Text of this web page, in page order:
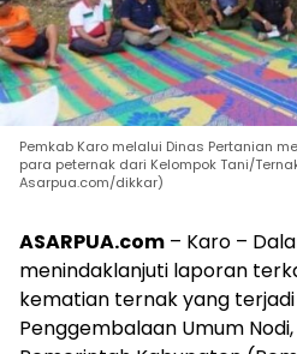
Pemkab Karo melalui Dinas Pertanian
para peternak dari Kelompok Tani/
Asarpua.com/dikkar)
ASARPUA.com – Karo –
menindaklanjuti laporan
kematian ternak yang terjadi
Penggembalaan Umum